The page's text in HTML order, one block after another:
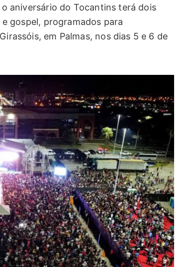
aniversário do Tocantins terá dois
gospel, programados para
em Palmas, nos dias 5 e 6 de